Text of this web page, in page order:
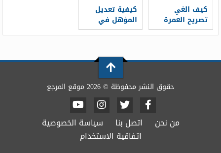
كيف الغي
تصريح العمرة
من توكلنا 2026
كيفية تعديل
المؤهل في
توكلنا 2026 –
حقوق النشر محفوظة © 2026 موقع المرجع
من نحن اتصل بنا
سياسة الخصوصية
اتفاقية الاستخدام